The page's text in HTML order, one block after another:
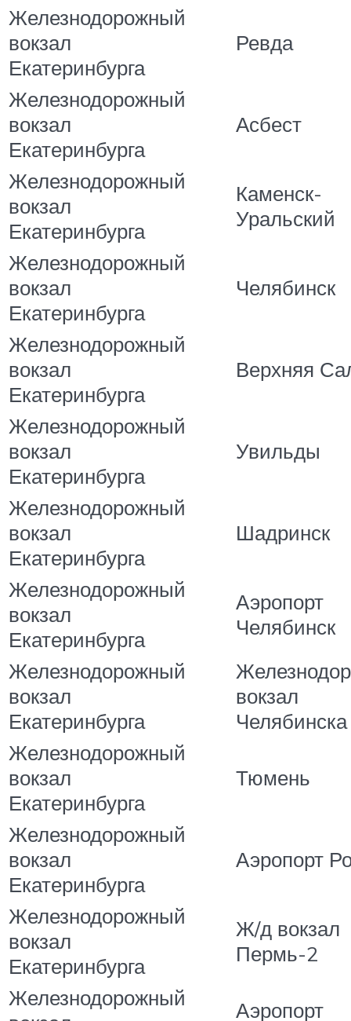
Железнодорожный
вокзал
Екатеринбурга
Ревда
Железнодорожный
вокзал
Екатеринбурга
Асбест
Железнодорожный
вокзал
Екатеринбурга
Каменск-
Уральский
Железнодорожный
вокзал
Екатеринбурга
Челябинск
Железнодорожный
вокзал
Екатеринбурга
Верхняя
Железнодорожный
вокзал
Екатеринбурга
Увильды
Железнодорожный
вокзал
Екатеринбурга
Шадринск
Железнодорожный
вокзал
Екатеринбурга
Аэропорт
Челябинск
Железнодорожный
вокзал
Екатеринбурга
вокзал
Челябинска
Железнодорожный
вокзал
Екатеринбурга
Тюмень
Железнодорожный
вокзал
Екатеринбурга
Аэропорт
Железнодорожный
вокзал
Екатеринбурга
Ж/д вокзал
Пермь-2
Железнодорожный
Аэропорт